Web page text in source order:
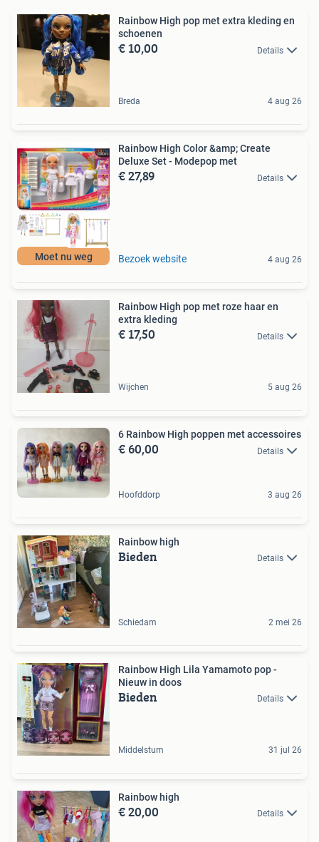
Rainbow High pop met extra kleding en
schoenen
€ 10,00 Details
Breda 4 aug 26
Moet nu weg
Rainbow High Color &amp; Create
Deluxe Set - Modepop met
€ 27,89 Details
Bezoek website 4 aug 26
Rainbow High pop met roze haar en
extra kleding
€ 17,50 Details
Wijchen 5 aug 26
6 Rainbow High poppen met accessoires
€ 60,00 Details
Hoofddorp 3 aug 26
Rainbow high
Bieden Details
Schiedam 2 mei 26
Rainbow High Lila Yamamoto pop -
Nieuw in doos
Bieden Details
Middelstum 31 jul 26
Rainbow high
€ 20,00 Details